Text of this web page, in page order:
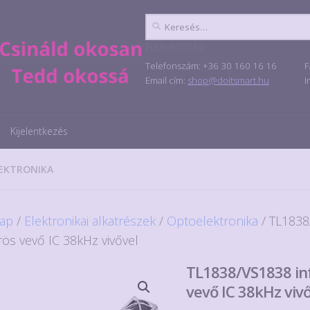
Keresés:
Telefonszám: +36 30 160 16 16
Email cím: shop@doitsmart.hu
Kijelentkezés
/ Elektronikai alkatrészek / Optoelektronika /
vevő IC 38kHz vivővel
TL1838/VS1838
vevő IC 38kHz